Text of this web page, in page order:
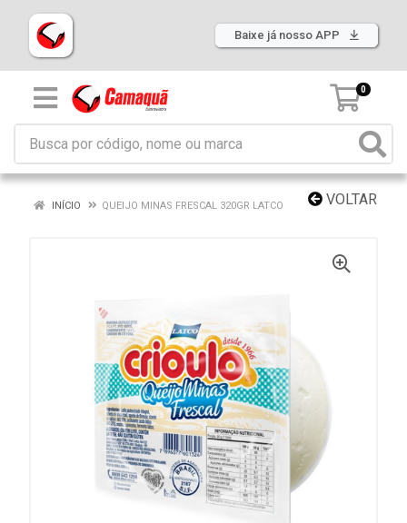
Baixe já nosso APP
0
VOLTAR
INÍCIO QUEIJO MINAS FRESCAL 320GR LATCO